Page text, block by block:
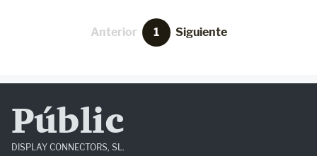
Anterior 1 Siguiente
Públic
DISPLAY CONNECTORS, SL.